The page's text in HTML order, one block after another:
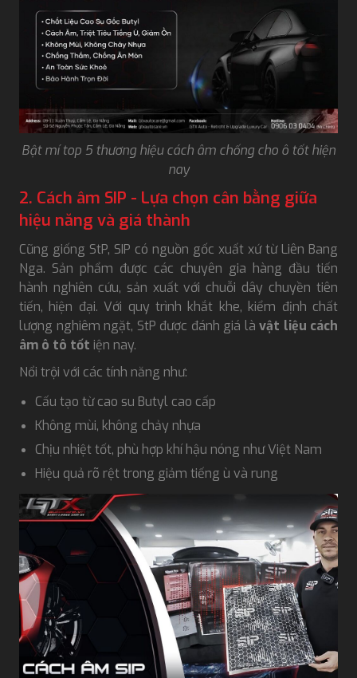
Bật mí top 5 thương hiệu cách âm chống cho ô tốt hiện
nay
2. Cách âm SIP - Lựa chọn cân bằng giữa
hiệu năng và giá thành
Cũng giống StP, SIP có nguồn gốc xuất xứ từ Liên Bang
Nga. Sản phẩm được các chuyên gia hàng đầu tiến
hành nghiên cứu, sản xuất với chuỗi dây chuyền tiên
tiến, hiện đại. Với quy trình khắt khe, kiểm định chất
lượng nghiêm ngặt, StP được đánh giá là vật liệu cách
âm ô tô tốt iện nay.
Nổi trội với các tính năng như:
Cấu tạo từ cao su Butyl cao cấp
Không mùi, không chảy nhựa
Chịu nhiệt tốt, phù hợp khí hậu nóng như Việt Nam
Hiệu quả rõ rệt trong giảm tiếng ù và rung